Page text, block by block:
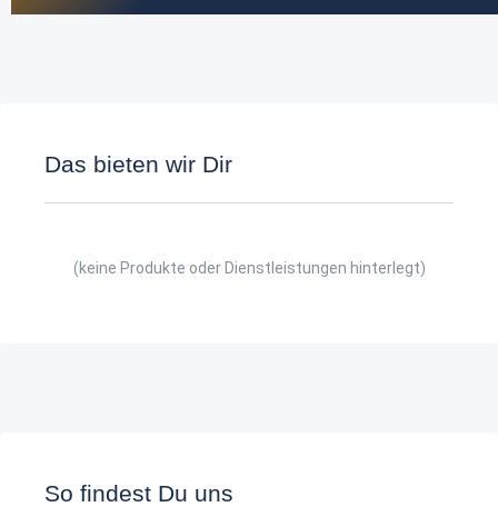
Das bieten wir Dir
(keine Produkte oder Dienstleistungen hinterlegt)
So findest Du uns